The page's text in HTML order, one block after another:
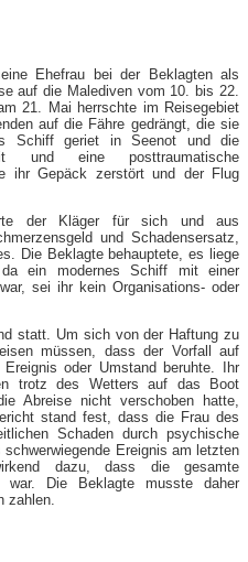
Ehefrau bei der Beklagten als
auf die Malediven vom 10. bis 22.
21. Mai herrschte im Reisegebiet
auf die Fähre gedrängt, die sie
Schiff geriet in Seenot und die
und eine posttraumatische
ihr Gepäck zerstört und der Flug
der Kläger für sich und aus
und Schadensersatz,
Die Beklagte behauptete, es liege
ein modernes Schiff mit einer
sei ihr kein Organisations- oder
statt. Um sich von der Haftung zu
müssen, dass der Vorfall auf
oder Umstand beruhte. Ihr
trotz des Wetters auf das Boot
Abreise nicht verschoben hatte,
stand fest, dass die Frau des
Schaden durch psychische
Ereignis am letzten
dazu, dass die gesamte
war. Die Beklagte musste daher
zahlen.